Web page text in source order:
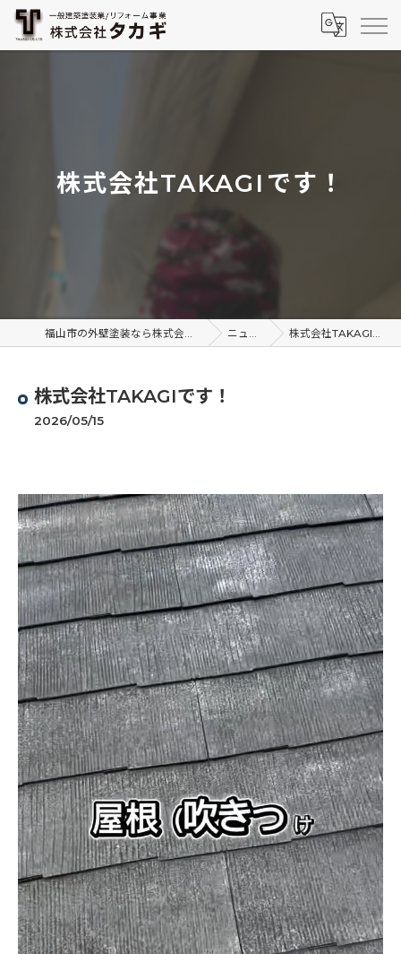
株式会社TAKAGI⁡です！
福山市の外壁塗装なら株式会社TAKAGI ニュース 株式会社TAKAGI⁡です！
株式会社TAKAGI⁡です！
2026/05/15